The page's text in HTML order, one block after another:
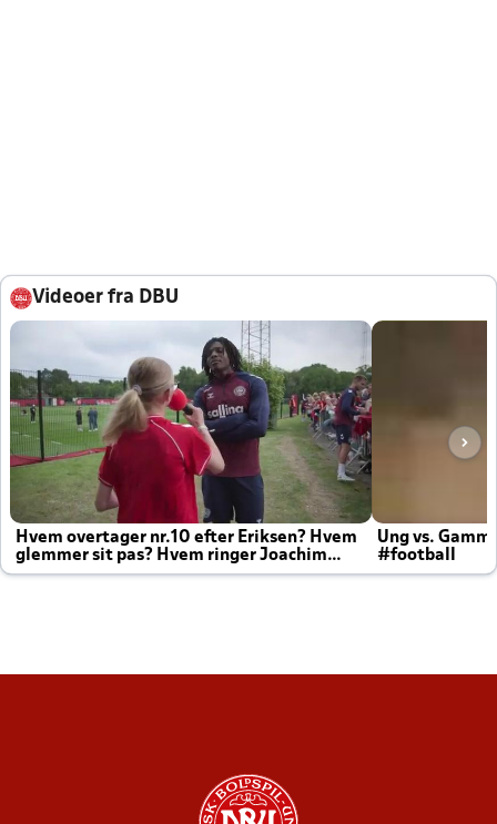
Videoer fra DBU
Hvem overtager nr.10 efter Eriksen? Hvem
glemmer sit pas? Hvem ringer Joachim
altid til efter kampe?
Ung vs.
#football